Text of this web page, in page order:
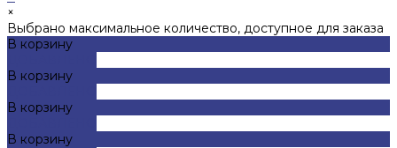
×
Выбрано максимальное количество, доступное для заказа
В корзину
В корзину
В корзину
В корзину